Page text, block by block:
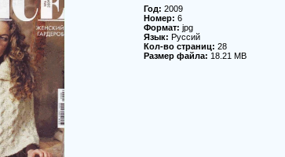
Год: 2009
Номер: 6
Формат: jpg
Язык: Руссий
Кол-во страниц: 28
Размер файла: 18.21 MB